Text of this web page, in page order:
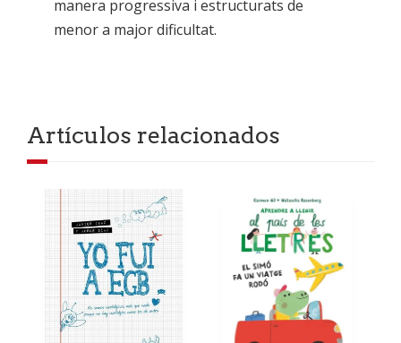
manera progressiva i estructurats de
menor a major dificultat.
Artículos relacionados